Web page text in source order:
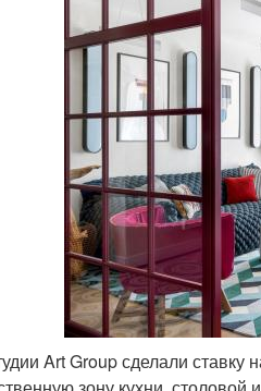
Art Group сделали ставку